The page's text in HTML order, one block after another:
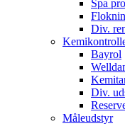
Spa
Div.
Bayrol
Div.
Måleudstyr